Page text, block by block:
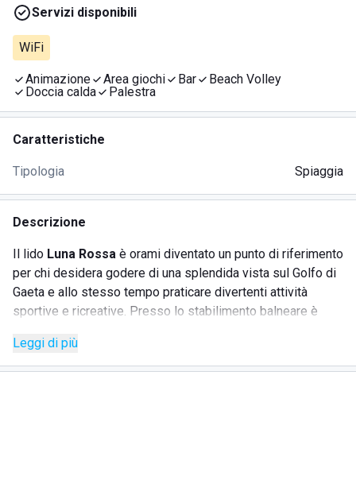
Servizi disponibili
WiFi
Animazione Area giochi Bar
Beach Volley
Doccia calda
Palestra
Caratteristiche
Tipologia Spiaggia
Descrizione
Il lido Luna Rossa è orami diventato un punto di riferimento
per chi desidera godere di una splendida vista sul Golfo di
Gaeta e allo stesso tempo praticare divertenti attività
sportive e ricreative. Presso lo stabilimento balneare è
posteggiare la propria auto presso l'
custodito. Tra i servizi offerti da Luna Rossa vi è il wi-fi
Leggi di più